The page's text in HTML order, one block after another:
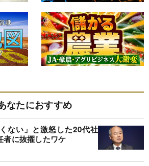
なたにおすすめ
ない」と激怒した20代社
者に抜擢したワケ